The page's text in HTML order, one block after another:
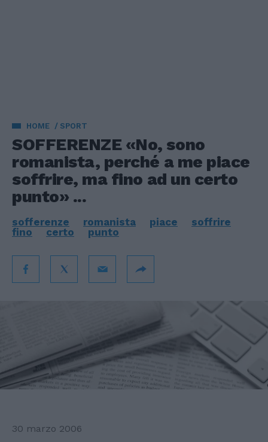
HOME SPORT
SOFFERENZE «No, sono
romanista, perché a me piace
soffrire, ma fino ad un certo
punto» ...
sofferenze romanista piace
soffrire
fino
certo punto
30 marzo 2006